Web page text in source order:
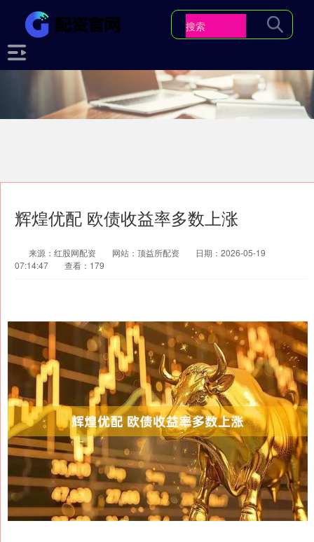
辉煌优配 欧债收益率多数上涨
来源：红股网配资 网站：顶益所配资
日期：2026-05-19
07:14:47
查看：179